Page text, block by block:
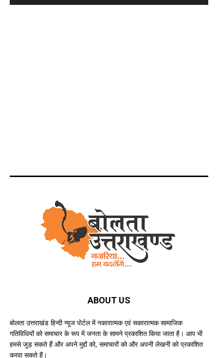
ABOUT US
बोलता उत्तराखंड हिन्दी न्यूज पोर्टल में नकारात्मक एवं सकारात्मक सामाजिक
गतिविधियों को समाचार के रूप में जनता के सामने प्रकाशित किया जाता है। आप भी
हमसे जुड़ सकते हैं और अपने मुद्दों को, समाचारों को और अपनी लेखनी को प्रकाशित
करवा सकते हैं।